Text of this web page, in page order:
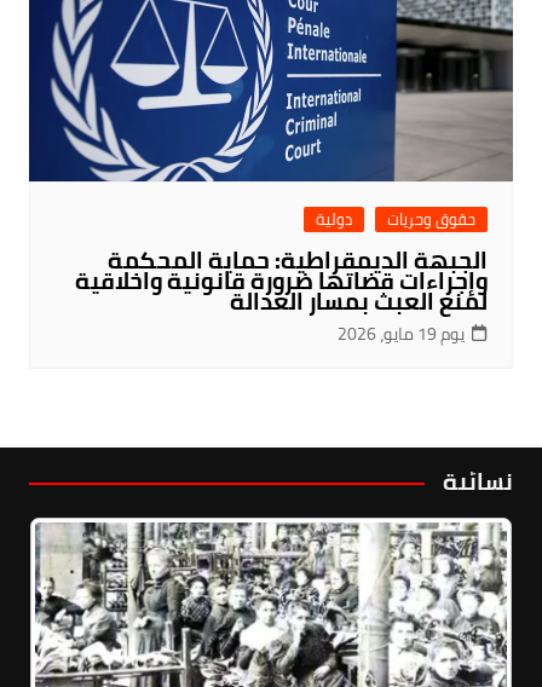
حقوق وحريات دولية
الجبهة الديمقراطية: حماية المحكمة
وإجراءات قضاتها ضرورة قانونية واخلاقية
لمنع العبث بمسار العدالة
يوم 19 مايو، 2026
نسائية